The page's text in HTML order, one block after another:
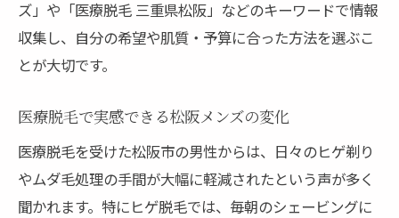
ズ」や「医療脱毛 三重県松阪」などのキーワードで情報
収集し、自分の希望や肌質・予算に合った方法を選ぶこ
とが大切です。
医療脱毛で実感できる松阪メンズの変化
医療脱毛を受けた松阪市の男性からは、日々のヒゲ剃り
やムダ毛処理の手間が大幅に軽減されたという声が多く
聞かれます。特にヒゲ脱毛では、毎朝のシェービングに